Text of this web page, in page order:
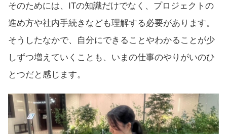
そのためには、ITの知識だけでなく、プロジェクトの
進め方や社内手続きなども理解する必要があります。
そうしたなかで、自分にできることやわかることが少
しずつ増えていくことも、いまの仕事のやりがいのひ
とつだと感じます。